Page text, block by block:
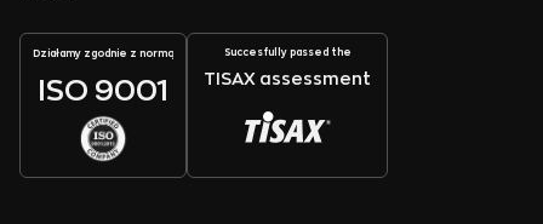
Działamy zgodnie z normą
ISO 9001
Succesfully passed the
TISAX assessment